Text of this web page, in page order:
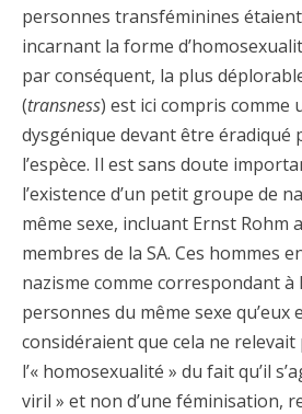
personnes transféminines
incarnant la forme
par conséquent, la plus
(transness) est ici compris
dysgénique devant être éradiqué
l’espèce. Il est sans doute
l’existence d’un petit groupe de
même sexe, incluant Ernst Rohm
membres de la SA. Ces hommes
nazisme comme correspondant
personnes du même sexe qu’eux
considéraient que cela ne relevait
l’« homosexualité » du fait qu’il
viril » et non d’une féminisation,